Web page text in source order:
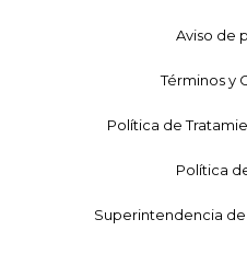
Aviso de
Términos y
Política de
Política
Superintendencia